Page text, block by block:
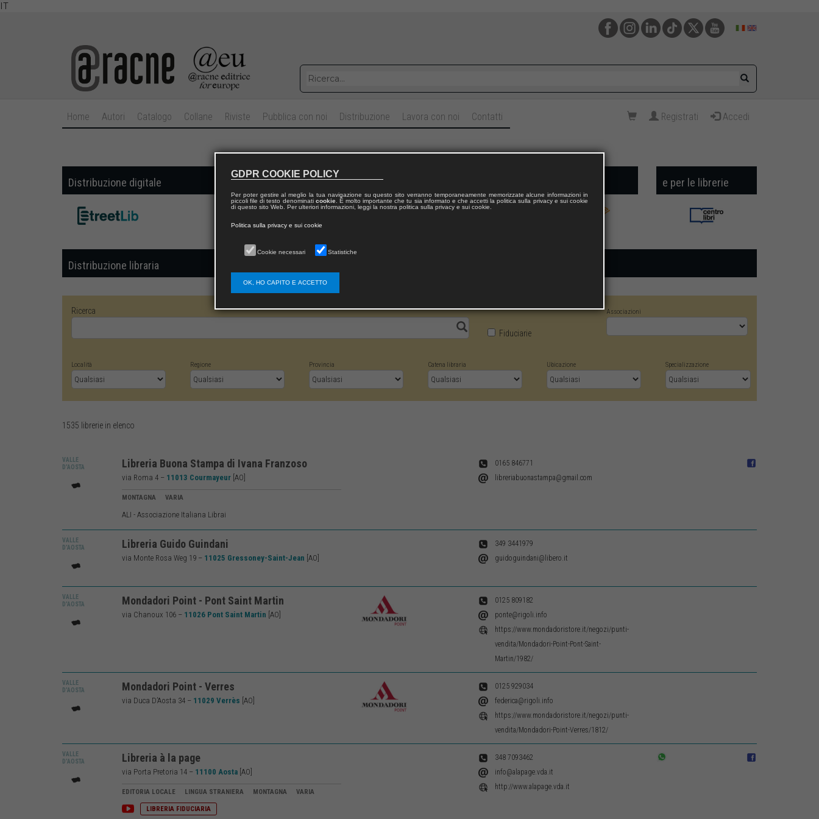
IT
Home Autori Catalogo Collane Riviste Pubblica con noi Distribuzione Lavora con noi Contatti Registrati Accedi
Distribuzione digitale nei formati eBook (AZW, ePub, Mobi) e per le librerie
Distribuzione libraria
Ricerca
Fiduciarie
Associazioni
Località Regione Provincia Catena libraria Ubicazione Specializzazione
1535 librerie in elenco
VALLE
D’AOSTA
Libreria Buona Stampa di Ivana Franzoso
via Roma 4 – 11013 Courmayeur[AO]
MONTAGNA VARIA
ALI - Associazione Italiana Librai
0165 846771
libreriabuonastampa@gmail.com
VALLE
D’AOSTA
Libreria Guido Guindani
via Monte Rosa Weg 19 – 11025 Gressoney-Saint-Jean [AO]
349 3441979
guidoguindani@libero.it
VALLE
D’AOSTA
Mondadori Point - Pont Saint Martin
via Chanoux 106 – 11026 Pont Saint Martin [AO]
0125 809182
ponte@rigoli.info
https://www.mondadoristore.it/negozi/punti-
vendita/Mondadori-Point-Pont-Saint-
Martin/1982/
VALLE
D’AOSTA
Mondadori Point - Verres
via Duca D’Aosta 34 – 11029 Verrès [AO]
0125 929034
federica@rigoli.info
https://www.mondadoristore.it/negozi/punti-
vendita/Mondadori-Point-Verres/1812/
VALLE
D’AOSTA
Libreria à la page
via Porta Pretoria 14 – 11100 Aosta[AO]
EDITORIA LOCALE LINGUA STRANIERA MONTAGNA VARIA
LIBRERIA FIDUCIARIA
348 7093462
info@alapage.vda.it
http://www.alapage.vda.it
GDPR COOKIE POLICY
Per poter gestire al meglio la tua navigazione su questo sito verranno temporaneamente memorizzate alcune informazioni in
piccoli file di testo denominati cookie. È molto importante che tu sia informato e che accetti la politica sulla privacy e sui cookie
di questo sito Web. Per ulteriori informazioni, leggi la nostra politica sulla privacy e sui cookie.
Politica sulla privacy e sui cookie
Cookie necessari Statistiche
OK, HO CAPITO E ACCETTO